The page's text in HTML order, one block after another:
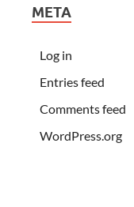
META
Log in
Entries feed
Comments feed
WordPress.org